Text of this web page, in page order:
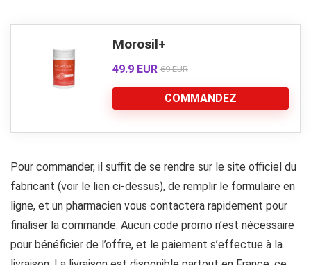
Morosil+
49.9 EUR 69 EUR
COMMANDEZ
Pour commander, il suffit de se rendre sur le site officiel du
fabricant (voir le lien ci-dessus), de remplir le formulaire en
ligne, et un pharmacien vous contactera rapidement pour
finaliser la commande. Aucun code promo n’est nécessaire
pour bénéficier de l’offre, et le paiement s’effectue à la